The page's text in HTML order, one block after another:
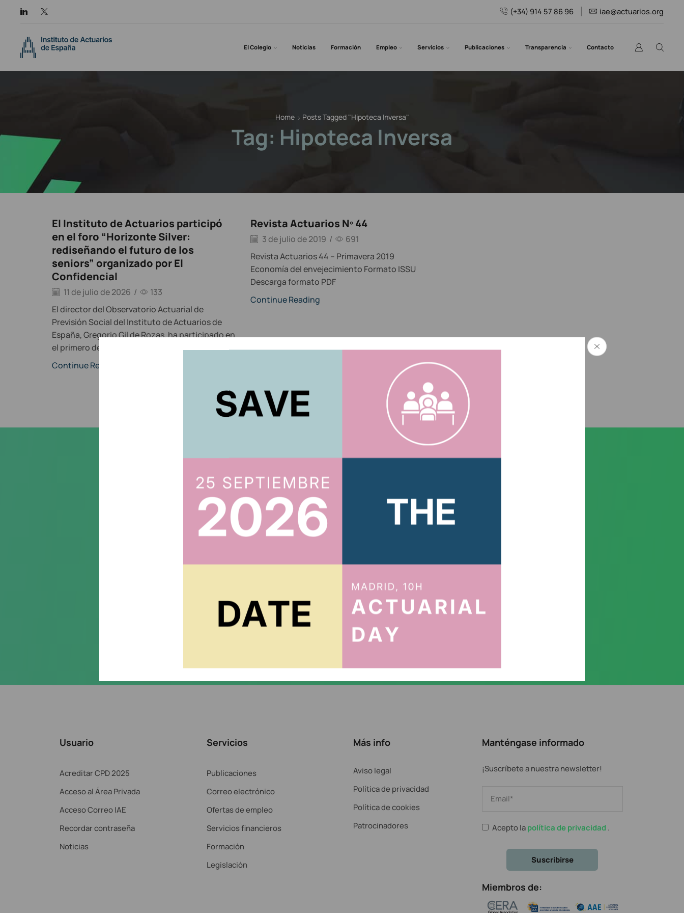
(+34) 914 57 86 96 iae@actuarios.org
El Colegio Noticias Formación Empleo Servicios Publicaciones Transparencia Contacto
Home Posts Tagged "hipoteca Inversa"
Tag: Hipoteca Inversa
El Instituto de Actuarios participó
en el foro “Horizonte Silver:
rediseñando el futuro de los
seniors” organizado por El
Confidencial
11 de julio de 2026 /
133
El director del Observatorio Actuarial de
Previsión Social del Instituto de Actuarios de
España, Gregorio Gil de Rozas, ha participado en
el primero de los...
Continue Reading
Revista Actuarios Nº 44
3 de julio de 2019 /
691
Revista Actuarios 44 – Primavera 2019
Economía del envejecimiento Formato ISSU
Descarga formato PDF
Continue Reading
ACTUARIOS.ORG
Suscríbete al boletín
Te mantendremos al tanto de todo
política de privacidad
Usuario
Acreditar CPD 2025
Acceso al Área Privada
Acceso Correo IAE
Recordar contraseña
Noticias
Servicios
Publicaciones
Correo electrónico
Ofertas de empleo
Servicios financieros
Formación
Legislación
Más info
Aviso legal
Política de privacidad
Política de cookies
Patrocinadores
Manténgase informado
¡Suscríbete a nuestra newsletter!
Acepto lapolítica de privacidad .
Miembros de: